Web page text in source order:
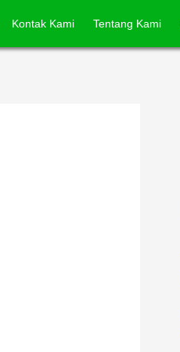
Kontak Kami Tentang Kami